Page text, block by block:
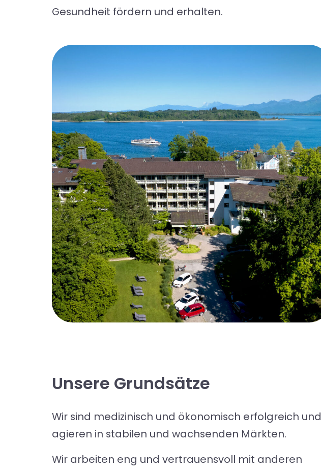
Gesundheit fördern und erhalten.
Unsere Grundsätze
Wir sind medizinisch und ökonomisch erfolgreich und
agieren in stabilen und wachsenden Märkten.
Wir arbeiten eng und vertrauensvoll mit anderen